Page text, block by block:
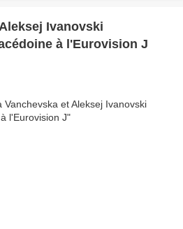
Ivanovski
à l'Eurovision J